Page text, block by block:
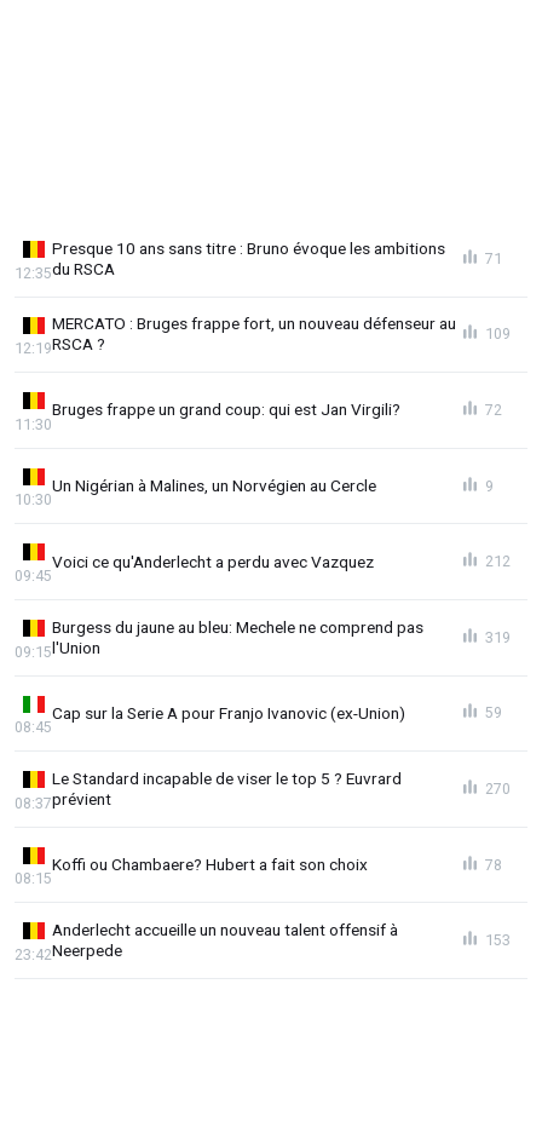
Presque 10 ans sans titre : Bruno évoque les ambitions
du RSCA
12:35
71
MERCATO : Bruges frappe fort, un nouveau défenseur au
RSCA ?
12:19
109
Bruges frappe un grand coup: qui est Jan Virgili?
11:30
72
Un Nigérian à Malines, un Norvégien au Cercle
10:30
9
Voici ce qu'Anderlecht a perdu avec Vazquez
09:45
212
Burgess du jaune au bleu: Mechele ne comprend pas
l'Union
09:15
319
Cap sur la Serie A pour Franjo Ivanovic (ex-Union)
08:45
59
Le Standard incapable de viser le top 5 ? Euvrard
prévient
08:37
270
Koffi ou Chambaere? Hubert a fait son choix
08:15
78
Anderlecht accueille un nouveau talent offensif à
Neerpede
23:42
153